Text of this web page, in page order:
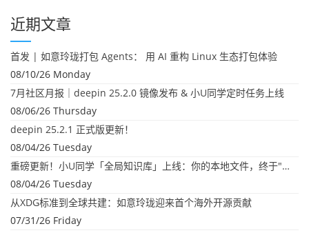
近期文章
首发 | 如意玲珑打包 Agents： 用 AI 重构 Linux 生态打包体验
08/10/26 Monday
7月社区月报｜deepin 25.2.0 镜像发布 & 小U同学定时任务上线
08/06/26 Thursday
deepin 25.2.1 正式版更新！
08/04/26 Tuesday
重磅更新！小U同学「全局知识库」上线：你的本地文件，终于"活"起来了
08/04/26 Tuesday
从XDG标准到全球共建：如意玲珑迎来首个海外开源贡献
07/31/26 Friday